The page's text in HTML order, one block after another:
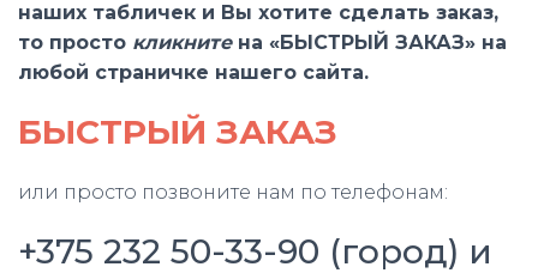
наших табличек и Вы хотите сделать заказ,
то просто кликнитена «БЫСТРЫЙ ЗАКАЗ» на
любой страничке нашего сайта.
БЫСТРЫЙ ЗАКАЗ
или просто позвоните нам по телефонам:
+375 232 50-33-90 (город) и